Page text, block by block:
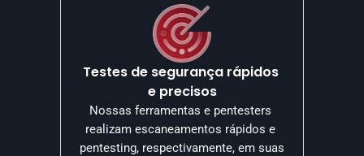
Testes de segurança rápidos
e precisos
Nossas ferramentas e pentesters
realizam escaneamentos rápidos e
pentesting, respectivamente, em suas